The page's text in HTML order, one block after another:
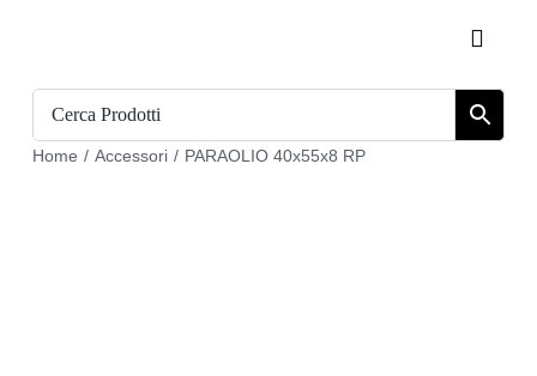
contenuto
Toggle
Home / Accessori / PARAOLIO 40x55x8 RP